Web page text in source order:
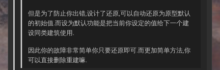
但是为了防止你出错,设计了还原,可以自动还原为原型默认
的初始值.而设为默认功能是把当前你设定的值给下一个建
设同类建筑使用.
因此你的故障非常简单你只要还原即可.而更加简单方法,你
可以直接删除重建嘛.